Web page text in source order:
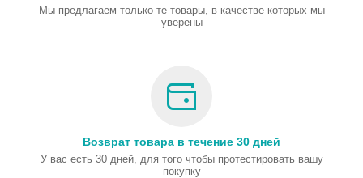
Мы предлагаем только те товары, в качестве которых мы
уверены
Возврат товара в течение 30 дней
У вас есть 30 дней, для того чтобы протестировать вашу
покупку